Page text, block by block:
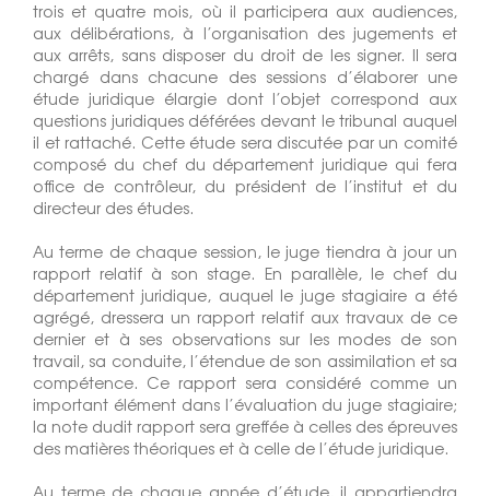
trois et quatre mois, où il participera aux audiences,
aux délibérations, à l’organisation des jugements et
aux arrêts, sans disposer du droit de les signer. Il sera
chargé dans chacune des sessions d’élaborer une
étude juridique élargie dont l’objet correspond aux
questions juridiques déférées devant le tribunal auquel
il et rattaché. Cette étude sera discutée par un comité
composé du chef du département juridique qui fera
office de contrôleur, du président de l’institut et du
directeur des études.
Au terme de chaque session, le juge tiendra à jour un
rapport relatif à son stage. En parallèle, le chef du
département juridique, auquel le juge stagiaire a été
agrégé, dressera un rapport relatif aux travaux de ce
dernier et à ses observations sur les modes de son
travail, sa conduite, l’étendue de son assimilation et sa
compétence. Ce rapport sera considéré comme un
important élément dans l’évaluation du juge stagiaire;
la note dudit rapport sera greffée à celles des épreuves
des matières théoriques et à celle de l’étude juridique.
Au terme de chaque année d’étude, il appartiendra